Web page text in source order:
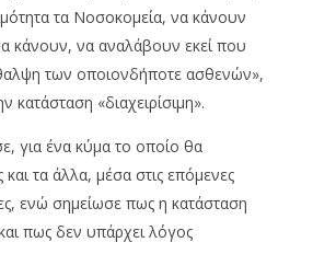
τα Νοσοκομεία, να κάνουν
κάνουν, να αναλάβουν εκεί που
των οποιονδήποτε ασθενών»,
κατάσταση «διαχειρίσιμη».
για ένα κύμα το οποίο θα
τα άλλα, μέσα στις επόμενες
ενώ σημείωσε πως η κατάσταση
και πως δεν υπάρχει λόγος